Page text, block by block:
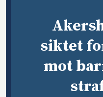
siktet
mot